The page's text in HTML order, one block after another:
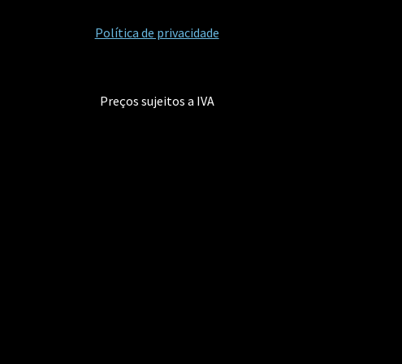
Política de privacidade
Preços sujeitos a IVA